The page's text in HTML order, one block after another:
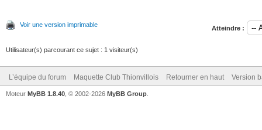
Voir une version imprimable Atteindre :
Utilisateur(s) parcourant ce sujet : 1 visiteur(s)
L’équipe du forum Maquette Club Thionvillois Retourner en haut Version
Moteur MyBB 1.8.40 , © 2002-2026 MyBB Group